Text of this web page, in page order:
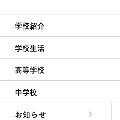
学校紹介
理事長/学園長メッセージ
安心して任せられる学校
沿革
施設・設備
大学合格実績
学校生活
クラブ活動・生徒会活動
夙川ブログ
制服紹介
夙川カレンダー
高等学校
高校校長からの挨拶
高校の教育方針／特色
特進コース／進学コース
年間行事
先輩たちの声・生徒たちの声
中学校
中学校長からの挨拶
中学校の教育方針／特色
Aコース／Bコース
年間行事
先輩たちの声・生徒たちの声
お知らせ